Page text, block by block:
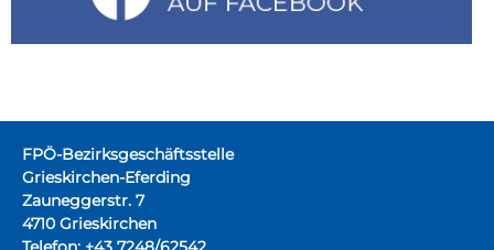
FPÖ-Bezirksgeschäftsstelle
Grieskirchen-Eferding
Zauneggerstr. 7
4710 Grieskirchen